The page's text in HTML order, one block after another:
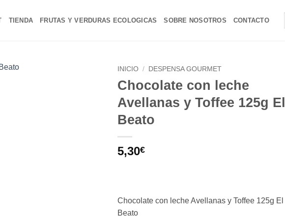
TIENDA FRUTAS Y VERDURAS ECOLOGICAS SOBRE NOSOTROS CONTACTO
INICIO / DESPENSA GOURMET
Chocolate con leche
Avellanas y Toffee 125g El
Beato
5,30€
Chocolate con leche Avellanas y Toffee 125g El
Beato